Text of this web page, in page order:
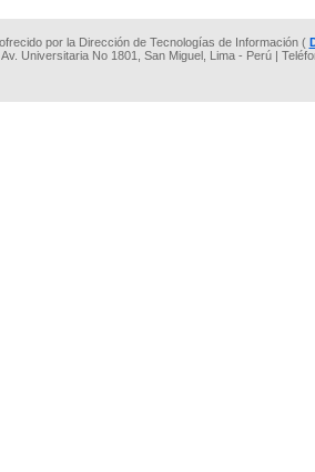
por la Dirección de Tecnologías de Información (
Av. Universitaria No 1801, San Miguel, Lima - Perú |